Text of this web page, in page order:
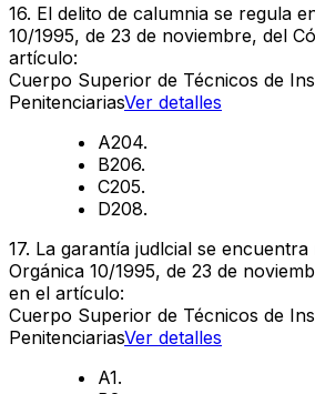
16. El delito de calumnia se regula
10/1995, de 23 de noviembre, del
artículo:
Cuerpo Superior de Técnicos de
PenitenciariasVer detalles
A204.
B206.
C205.
D208.
17. La garantía judlcial se
Orgánica 10/1995, de 23 de
en el artículo:
Cuerpo Superior de Técnicos de
PenitenciariasVer detalles
A1.